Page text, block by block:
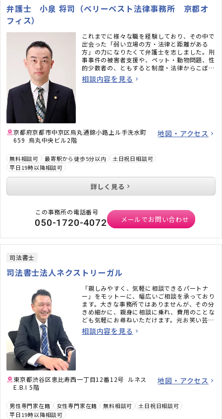
弁護士 小泉 将司（ベリーベスト法律事務所 京都オ
フィス）
これまでに様々な職を経験しており、その中で
出会った「弱い立場の方・法律と距離がある
方」の力になりたくて弁護士を志しました。刑
事事件の被害者支援や、ペット・動物問題、性
的少数者の、ともすると制度・法律からこぼれ
てしまう問題にも積極的に取り組んでいます。
どのようなお話にもしっかりと耳を傾け、必ず
相談内容を見る
京都府京都市中京区烏丸通錦小路上ル手洗水町
659 烏丸中央ビル2階
地図・アクセス
無料相談可 最寄駅から徒歩5分以内
土日祝日相談可
平日19時以降相談可
詳しく見る
この事務所の電話番号
050-1720-4072 メールでお問い合わせ
司法書士
司法書士法人ネクストリーガル
「親しみやすく、気軽に相談できるパートナ
ー」をモットーに、幅広いご相談を承っており
ます。大きな事務所ではありませんが、その分
きめ細かに、親身に相談に乗れ、費用のことな
ども気軽にお尋ねいただけます。元お笑い芸人
の司法書士が、レスポンスよく・リーズナブル
に・ホスピタリティを持ってご支援いたしま
相談内容を見る
東京都渋谷区恵比寿西一丁目12番12号 ルネス
E.B.I 5階
地図・アクセス
男性専門家在籍 女性専門家在籍 無料相談可
土日祝日相談可
平日19時以降相談可